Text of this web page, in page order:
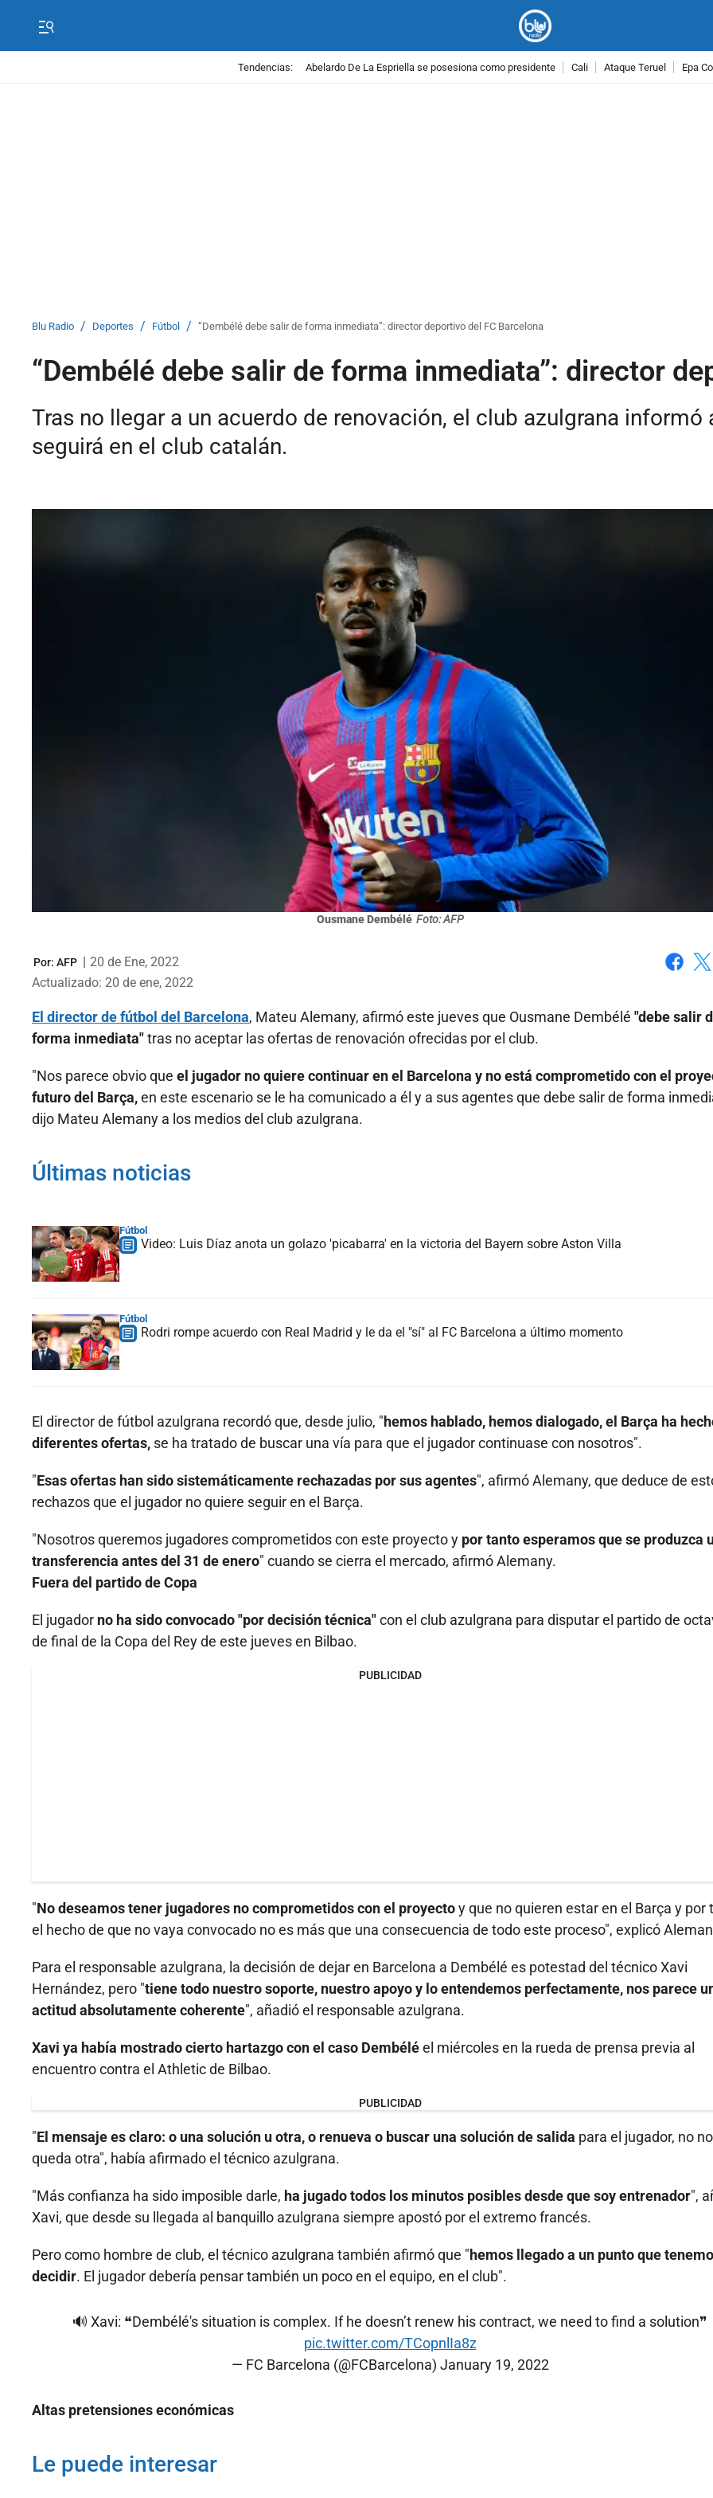
Tendencias: Abelardo De La Espriella se posesiona como presidente Cali Ataque Teruel Epa
Blu Radio / Deportes / Fútbol / “Dembélé debe salir de forma inmediata”: director deportivo del FC Barcelona
“Dembélé debe salir de forma inmediata”: director
Tras no llegar a un acuerdo de renovación, el club azulgrana
seguirá en el club catalán.
Ousmane Dembélé Foto: AFP
Por: AFP | 20 de Ene, 2022
Actualizado: 20 de ene, 2022
El director de fútbol del Barcelona, Mateu Alemany, afirmó este jueves que Ousmane Dembélé "debe salir
forma inmediata"tras no aceptar las ofertas de renovación ofrecidas por el club.
"Nos parece obvio que el jugador no quiere continuar en el Barcelona y no está comprometido con el
futuro del Barça,en este escenario se le ha comunicado a él y a sus agentes que debe salir de forma
dijo Mateu Alemany a los medios del club azulgrana.
Últimas noticias
Fútbol
Video: Luis Díaz anota un golazo 'picabarra' en la victoria del Bayern sobre Aston Villa
Fútbol
Rodri rompe acuerdo con Real Madrid y le da el "sí" al FC Barcelona a último momento
El director de fútbol azulgrana recordó que, desde julio, "hemos hablado, hemos dialogado, el Barça ha
diferentes ofertas, se ha tratado de buscar una vía para que el jugador continuase con nosotros".
"Esas ofertas han sido sistemáticamente rechazadas por sus agentes", afirmó Alemany, que deduce de
rechazos que el jugador no quiere seguir en el Barça.
"Nosotros queremos jugadores comprometidos con este proyecto y por tanto esperamos que se produzca
transferencia antes del 31 de enero" cuando se cierra el mercado, afirmó Alemany.
Fuera del partido de Copa
El jugador no ha sido convocado "por decisión técnica"con el club azulgrana para disputar el partido de
de final de la Copa del Rey de este jueves en Bilbao.
PUBLICIDAD
"No deseamos tener jugadores no comprometidos con el proyectoy que no quieren estar en el Barça y por
el hecho de que no vaya convocado no es más que una consecuencia de todo este proceso", explicó
Para el responsable azulgrana, la decisión de dejar en Barcelona a Dembélé es potestad del técnico Xavi
Hernández, pero "tiene todo nuestro soporte, nuestro apoyo y lo entendemos perfectamente, nos parece
actitud absolutamente coherente", añadió el responsable azulgrana.
Xavi ya había mostrado cierto hartazgo con el caso Dembéléel miércoles en la rueda de prensa previa al
encuentro contra el Athletic de Bilbao.
PUBLICIDAD
"El mensaje es claro: o una solución u otra, o renueva o buscar una solución de salida para el jugador, no
queda otra", había afirmado el técnico azulgrana.
"Más confianza ha sido imposible darle, ha jugado todos los minutos posibles desde que soy entrenador",
Xavi, que desde su llegada al banquillo azulgrana siempre apostó por el extremo francés.
Pero como hombre de club, el técnico azulgrana también afirmó que "hemos llegado a un punto que
decidir. El jugador debería pensar también un poco en el equipo, en el club".
🔊 Xavi: ❝Dembélé's situation is complex. If he doesn’t renew his contract, we need to find a solution❞
pic.twitter.com/TCopnlIa8z
— FC Barcelona (@FCBarcelona) January 19, 2022
Altas pretensiones económicas
Le puede interesar